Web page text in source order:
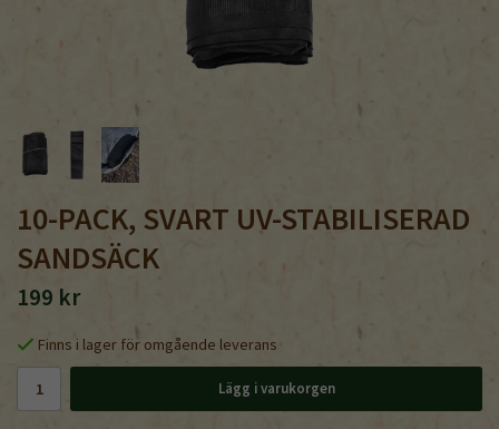
10-PACK, SVART UV-STABILISERAD
SANDSÄCK
199 kr
Finns i lager för omgående leverans
Lägg i varukorgen